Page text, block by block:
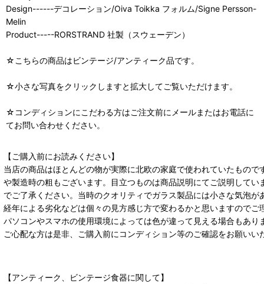
Design------デコレーション/Oiva Toikka フォルム/Signe Persson-
Melin
Product-----RORSTRAND 社製（スウェーデン）
☆こちらの商品はビンテージ/アンティーク品です。
☆小さな写真をクリックしますと拡大してご覧いただけます。
☆コンディションにこだわる方はご注文前にメールまたはお電話に
てお問い合わせください。
【ご購入前にお読みください】
当店の商品はほとんどの物が実際に北欧の家庭で使われていたもの
や製造時の粗もございます。目立つものは商品説明にてご説明して
でご了承ください。当時のクオリティでガラス製品には小さな気泡が
経年による劣化などは個々の見方感じ方で変わるかと思いますのでご
パソコンやスマホの使用環境によっては色が違って見える場合もあ
ご心配な方は是非、ご購入前にコンディション等のご確認をお願い
【アンティーク、ビンテージ食器に関して】